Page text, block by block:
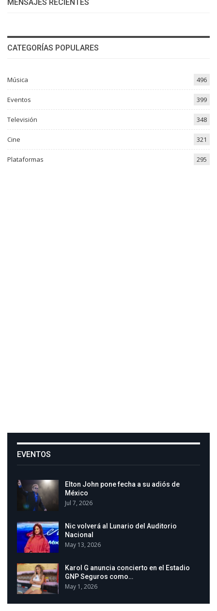
MENSAJES RECIENTES
CATEGORÍAS POPULARES
Música 496
Eventos 399
Televisión 348
Cine 321
Plataformas 295
EVENTOS
Elton John pone fecha a su adiós de
México
Jul 7, 2026
Nic volverá al Lunario del Auditorio
Nacional
May 13, 2026
Karol G anuncia concierto en el Estadio
GNP Seguros como…
May 1, 2026